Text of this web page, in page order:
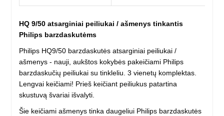
HQ 9/50 atsarginiai peiliukai / ašmenys tinkantis
Philips barzdaskutėms
Philips HQ9/50 barzdaskutės atsarginiai peiliukai /
ašmenys - nauji, aukštos kokybės pakeičiami Philips
barzdaskučių peiliukai su tinkleliu. 3 vienetų komplektas.
Lengvai keičiami! Prieš keičiant peiliukus patartina
skustuvą švariai išvalyti.
Šie keičiami ašmenys tinka daugeliui Philips barzdaskutės